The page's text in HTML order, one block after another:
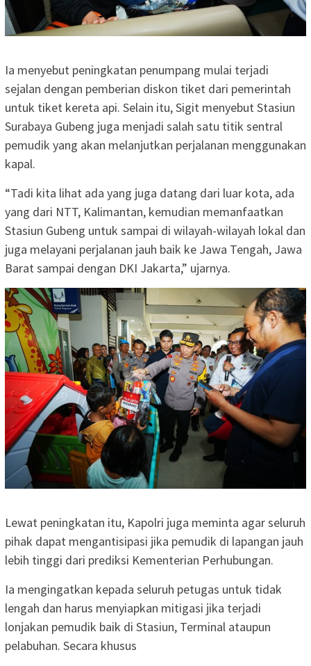
Ia menyebut peningkatan penumpang mulai terjadi
sejalan dengan pemberian diskon tiket dari pemerintah
untuk tiket kereta api. Selain itu, Sigit menyebut Stasiun
Surabaya Gubeng juga menjadi salah satu titik sentral
pemudik yang akan melanjutkan perjalanan menggunakan
kapal.
“Tadi kita lihat ada yang juga datang dari luar kota, ada
yang dari NTT, Kalimantan, kemudian memanfaatkan
Stasiun Gubeng untuk sampai di wilayah-wilayah lokal dan
juga melayani perjalanan jauh baik ke Jawa Tengah, Jawa
Barat sampai dengan DKI Jakarta,” ujarnya.
Lewat peningkatan itu, Kapolri juga meminta agar seluruh
pihak dapat mengantisipasi jika pemudik di lapangan jauh
lebih tinggi dari prediksi Kementerian Perhubungan.
Ia mengingatkan kepada seluruh petugas untuk tidak
lengah dan harus menyiapkan mitigasi jika terjadi
lonjakan pemudik baik di Stasiun, Terminal ataupun
pelabuhan. Secara khusus